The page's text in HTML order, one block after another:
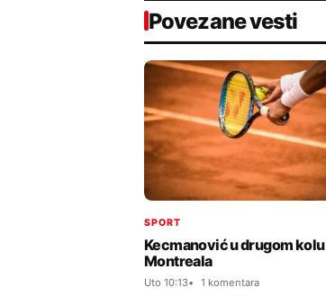
Povezane vesti
SPORT
Kecmanović u drugom kolu
Montreala
Uto 10:13 1 komentara